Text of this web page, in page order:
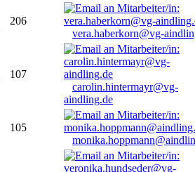
206
vera.haberkorn@vg-
107
carolin.hintermayr@vg-
aindling.de
105